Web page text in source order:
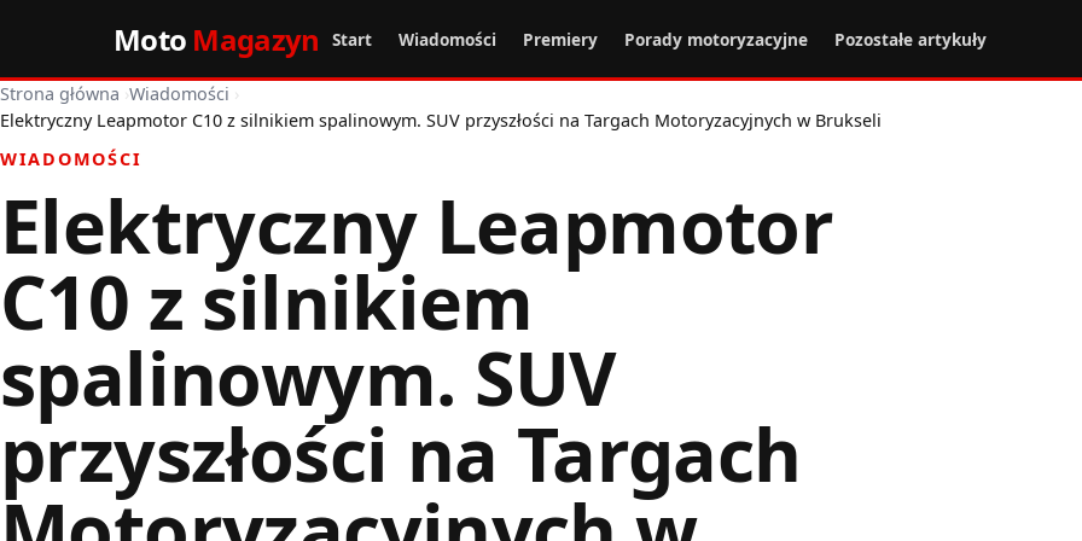
Moto Magazyn Start Wiadomości Premiery Porady motoryzacyjne Pozostałe artykuły
Strona główna ›Wiadomości ›
Elektryczny Leapmotor C10 z silnikiem spalinowym. SUV przyszłości na Targach Motoryzacyjnych w Brukseli
WIADOMOŚCI
Elektryczny Leapmotor
C10 z silnikiem
spalinowym. SUV
przyszłości na Targach